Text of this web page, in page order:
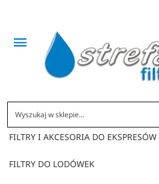
FILTRY I AKCESORIA DO
FILTRY DO LODÓWEK